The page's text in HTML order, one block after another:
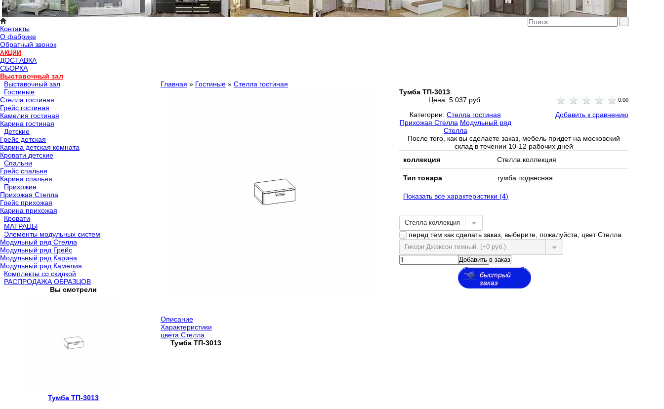
Контакты
О фабрике
Обратный звонок
АКЦИИ
ДОСТАВКА
СБОРКА
Выставочный зал
Выставочный зал
Гостиные
Стелла гостиная
Грейс гостиная
Камелия гостиная
Карина гостиная
Детские
Грейс детская
Карина детская комната
Кровати детские
Спальни
Грейс спальня
Карина спальня
Прихожие
Прихожая Стелла
Грейс прихожая
Карина прихожая
Кровати
МАТРАЦЫ
Элементы модульных систем
Модульный ряд Стелла
Модульный ряд Грейс
Модульный ряд Карина
Модульный ряд Камелия
Комплекты со скидкой
РАСПРОДАЖА ОБРАЗЦОВ
Вы смотрели
Тумба ТП-3013
Главная » Гостиные» Стелла гостиная
Тумба ТП-3013
Цена:5 037 руб. 0.00
Категории:Стелла гостиная
Прихожая Стелла Модульный ряд
Стелла
Добавить к сравнению
После того, как вы сделаете заказ, мебель придет на московский
склад в течении 10-12 рабочих дней
коллекция
Стелла коллекция
Тип товара тумба подвесная
Показать все характеристики (4)
Стелла коллекция
перед тем как сделать заказ, выберите, пожалуйста, цвет Стелла
Гикори Джексон темный. (+0 руб.)
Добавить в заказ
быстрый
заказ
Описание
Характеристики
цвета Стелла
Тумба ТП-3013